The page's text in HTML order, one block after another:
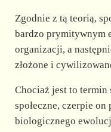
Zgodnie z tą teorią,
bardzo prymitywnym
organizacji, a
złożone i
Chociaż jest to
społeczne, czerpie
biologicznego